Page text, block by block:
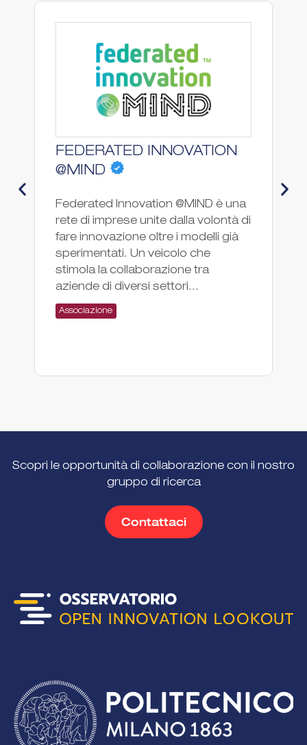
FEDERATED INNOVATION
@MIND
Federated Innovation @MIND è una
rete di imprese unite dalla volontà di
fare innovazione oltre i modelli già
sperimentati. Un veicolo che
stimola la collaborazione tra
aziende di diversi settori...
Associazione
Scopri le opportunità di collaborazione con il nostro
gruppo di ricerca
Contattaci